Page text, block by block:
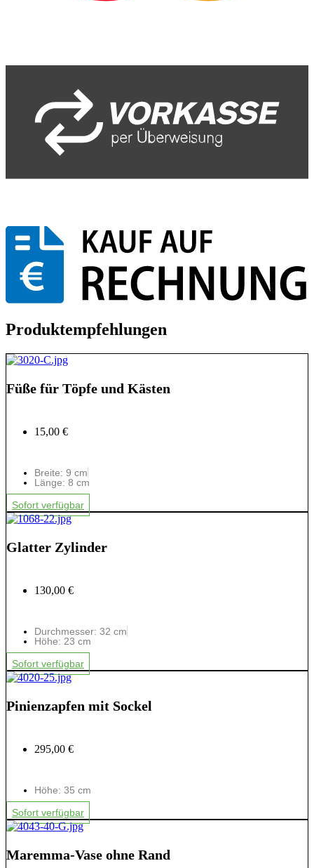
Produktempfehlungen
Füße für Töpfe und Kästen
15,00 €
Breite: 9 cm
Länge: 8 cm
Sofort verfügbar
Glatter Zylinder
130,00 €
Durchmesser: 32 cm
Höhe: 23 cm
Sofort verfügbar
Pinienzapfen mit Sockel
295,00 €
Höhe: 35 cm
Sofort verfügbar
Maremma-Vase ohne Rand